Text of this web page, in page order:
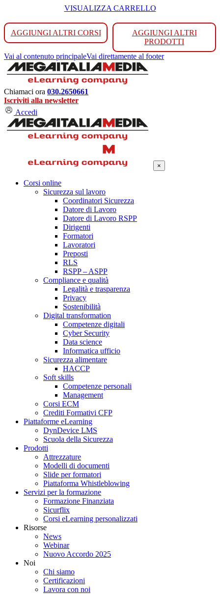
VISUALIZZA CARRELLO
AGGIUNGI ALTRI CORSI
AGGIUNGI ALTRI
PRODOTTI
Vai al contenuto principaleVai direttamente al footer
Chiamaci ora 030.2650661
Iscriviti alla newsletter
Accedi
×
Corsi online
Sicurezza sul lavoro
Coordinatori Sicurezza
Datore di Lavoro
Datore di Lavoro RSPP
Dirigenti
Formatori
Lavoratori
Preposti
RLS
RSPP – ASPP
Compliance e qualità
Legalità e trasparenza
Privacy
Sostenibilità
Digital transformation
Competenze digitali
Cyber Security
Data science
Informatica ufficio
Sicurezza alimentare
HACCP
Soft skills
Competenze personali
Management
Corsi ECM
Crediti Formativi CFP
Piattaforme eLearning
DynDevice LMS
Scuola della Sicurezza
Prodotti
Attrezzature
Modelli di documenti
Slide per formatori
Piattaforma Whistleblowing
Servizi per la formazione
Formazione Finanziata
Sicurflix
Corsi eLearning personalizzati
Risorse
News
Webinar
Nuovo Accordo 2025
Noi
Chi siamo
Certificazioni
Lavora con noi